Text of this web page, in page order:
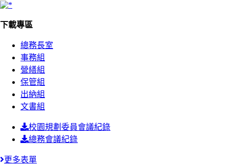
下載專區
總務長室
事務組
營繕組
保管組
出納組
文書組
校園規劃委員會議紀錄
總務會議紀錄
更多表單